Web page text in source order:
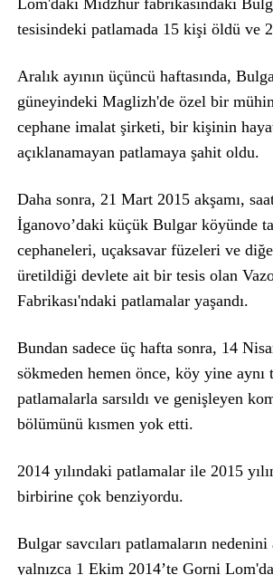
Lom'daki Midzhur fabrikasındaki
tesisindeki patlamada 15 kişi öldü ve
Aralık ayının üçüncü haftasında,
güneyindeki Maglizh'de özel bir
cephane imalat şirketi, bir kişinin
açıklanamayan patlamaya şahit oldu.
Daha sonra, 21 Mart 2015 akşamı,
İganovo’daki küçük Bulgar köyünde
cephaneleri, uçaksavar füzeleri ve
üretildiği devlete ait bir tesis olan
Fabrikası'ndaki patlamalar yaşandı.
Bundan sadece üç hafta sonra, 14
sökmeden hemen önce, köy yine aynı
patlamalarla sarsıldı ve genişleyen
bölümünü kısmen yok etti.
2014 yılındaki patlamalar ile 2015
birbirine çok benziyordu.
Bulgar savcıları patlamaların nedenini
yalnızca 1 Ekim 2014’te Gorni